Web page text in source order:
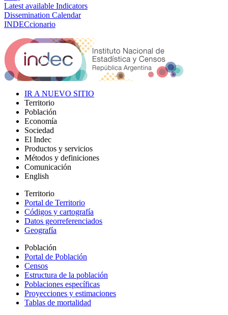
Latest available Indicators
Dissemination Calendar
INDECcionario
IR A NUEVO SITIO
Territorio
Población
Economía
Sociedad
El Indec
Productos y servicios
Métodos y definiciones
Comunicación
English
Territorio
Portal de Territorio
Códigos y cartografía
Datos georreferenciados
Geografía
Población
Portal de Población
Censos
Estructura de la población
Poblaciones específicas
Proyecciones y estimaciones
Tablas de mortalidad